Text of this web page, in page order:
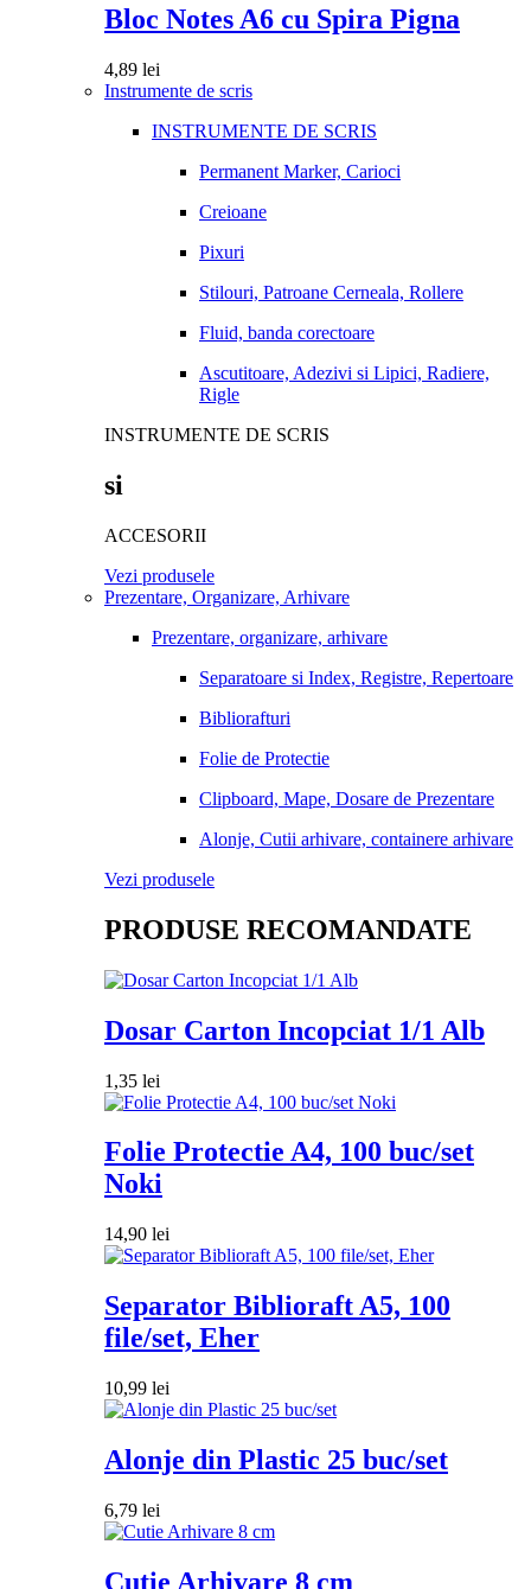
Bloc Notes A6 cu Spira Pigna
4,89 lei
Instrumente de scris
INSTRUMENTE DE SCRIS
Permanent Marker, Carioci
Creioane
Pixuri
Stilouri, Patroane Cerneala, Rollere
Fluid, banda corectoare
Ascutitoare, Adezivi si Lipici, Radiere,
Rigle
INSTRUMENTE DE SCRIS
si
ACCESORII
Vezi produsele
Prezentare, Organizare, Arhivare
Prezentare, organizare, arhivare
Separatoare si Index, Registre, Repertoare
Bibliorafturi
Folie de Protectie
Clipboard, Mape, Dosare de Prezentare
Alonje, Cutii arhivare, containere arhivare
Vezi produsele
PRODUSE RECOMANDATE
Dosar Carton Incopciat 1/1 Alb
1,35 lei
Folie Protectie A4, 100 buc/set
Noki
14,90 lei
Separator Biblioraft A5, 100
file/set, Eher
10,99 lei
Alonje din Plastic 25 buc/set
6,79 lei
Cutie Arhivare 8 cm